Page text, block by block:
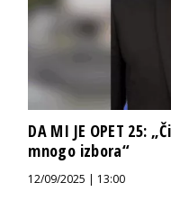
DA MI JE OPET 25:
mnogo izbora“
12/09/2025 | 13:00